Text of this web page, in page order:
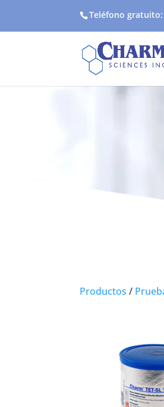
Teléfono gratuito:
Productos /